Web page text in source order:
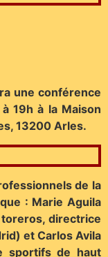
une conférence
19h à la Maison
13200 Arles.
de la
: Marie Aguila
directrice
et Carlos Avila
sportifs de haut